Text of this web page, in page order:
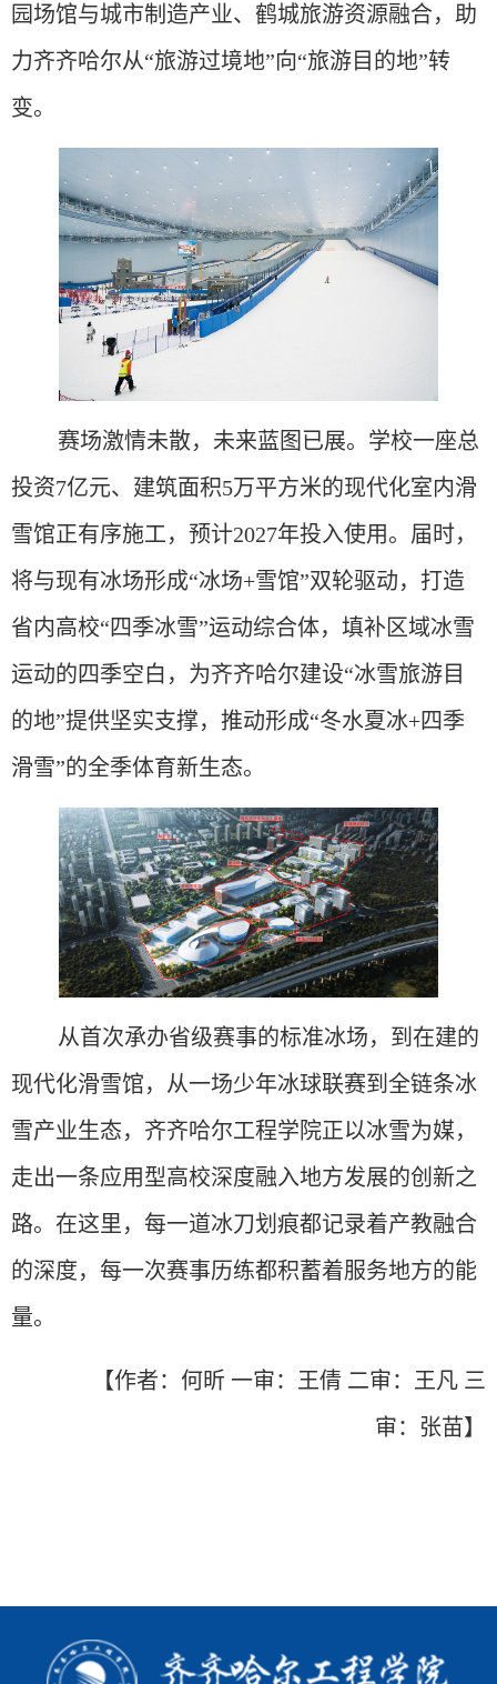
园场馆与城市制造产业、鹤城旅游资源融合，助
力齐齐哈尔从“旅游过境地”向“旅游目的地”转
变。
赛场激情未散，未来蓝图已展。学校一座总
投资7亿元、建筑面积5万平方米的现代化室内滑
雪馆正有序施工，预计2027年投入使用。届时，
将与现有冰场形成“冰场+雪馆”双轮驱动，打造
省内高校“四季冰雪”运动综合体，填补区域冰雪
运动的四季空白，为齐齐哈尔建设“冰雪旅游目
的地”提供坚实支撑，推动形成“冬水夏冰+四季
滑雪”的全季体育新生态。
从首次承办省级赛事的标准冰场，到在建的
现代化滑雪馆，从一场少年冰球联赛到全链条冰
雪产业生态，齐齐哈尔工程学院正以冰雪为媒，
走出一条应用型高校深度融入地方发展的创新之
路。在这里，每一道冰刀划痕都记录着产教融合
的深度，每一次赛事历练都积蓄着服务地方的能
量。
【作者：何昕 一审：王倩 二审：王凡 三
审：张苗】